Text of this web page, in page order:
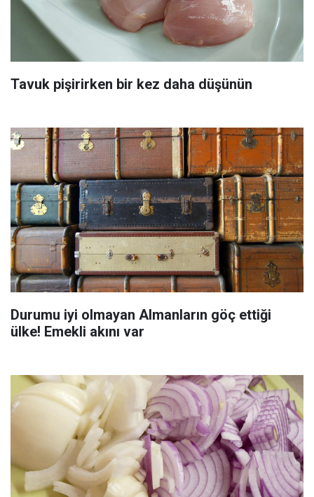
Tavuk pişirirken bir kez daha düşünün
Durumu iyi olmayan Almanların göç ettiği
ülke! Emekli akını var